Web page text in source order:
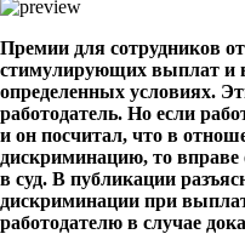
Премии для сотрудников
стимулирующих выплат и
определенных условиях.
работодатель. Но если
и он посчитал, что в
дискриминацию, то вправе
в суд. В публикации
дискриминации при
работодателю в случае